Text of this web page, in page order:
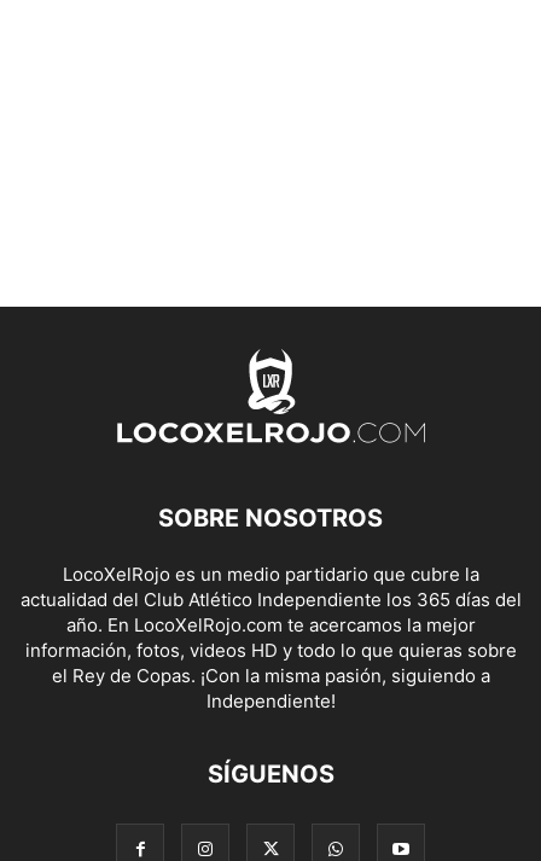
SOBRE NOSOTROS
LocoXelRojo es un medio partidario que cubre la
actualidad del Club Atlético Independiente los 365 días del
año. En LocoXelRojo.com te acercamos la mejor
información, fotos, videos HD y todo lo que quieras sobre
el Rey de Copas. ¡Con la misma pasión, siguiendo a
Independiente!
SÍGUENOS